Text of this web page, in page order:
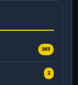
365
2